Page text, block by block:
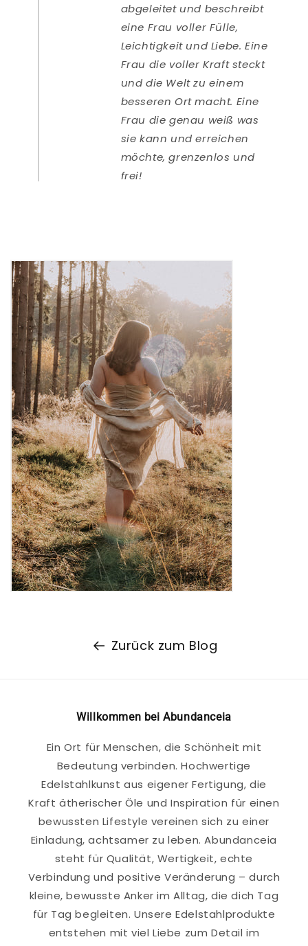
abgeleitet und beschreibt
eine Frau voller Fülle,
Leichtigkeit und Liebe. Eine
Frau die voller Kraft steckt
und die Welt zu einem
besseren Ort macht. Eine
Frau die genau weiß was
sie kann und erreichen
möchte, grenzenlos und
frei!
Zurück zum Blog
Willkommen bei Abundanceia
Ein Ort für Menschen, die Schönheit mit
Bedeutung verbinden. Hochwertige
Edelstahlkunst aus eigener Fertigung, die
Kraft ätherischer Öle und Inspiration für einen
bewussten Lifestyle vereinen sich zu einer
Einladung, achtsamer zu leben. Abundanceia
steht für Qualität, Wertigkeit, echte
Verbindung und positive Veränderung – durch
kleine, bewusste Anker im Alltag, die dich Tag
für Tag begleiten. Unsere Edelstahlprodukte
entstehen mit viel Liebe zum Detail im